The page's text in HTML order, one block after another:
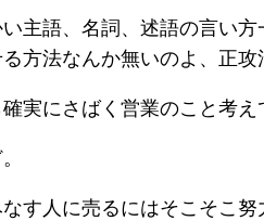
主語、名詞、述語の言い
方法なんか無いのよ、正攻
実にさばく営業のこと考え
す人に売るにはそこそこ努